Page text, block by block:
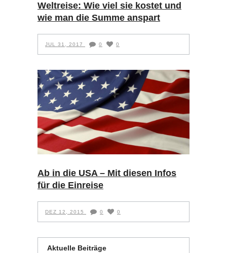
Weltreise: Wie viel sie kostet und
wie man die Summe anspart
JUL 31, 2017 0 0
Ab in die USA – Mit diesen Infos
für die Einreise
DEZ 12, 2015 0 0
Aktuelle Beiträge